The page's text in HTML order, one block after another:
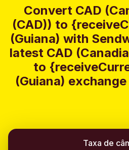
Convert CAD
(CAD)) to
(Guiana) with
latest CAD
to
(Guiana)
Taxa de